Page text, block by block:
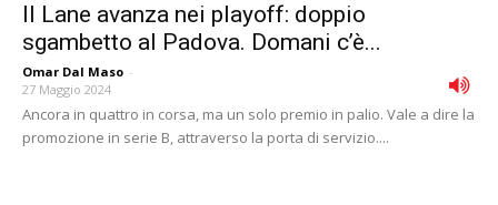
Il Lane avanza nei playoff: doppio
sgambetto al Padova. Domani c’è...
Omar Dal Maso -
27 Maggio 2024
Ancora in quattro in corsa, ma un solo premio in palio. Vale a dire la
promozione in serie B, attraverso la porta di servizio....